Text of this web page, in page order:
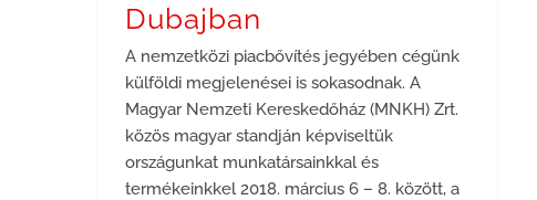
Dubajban
A nemzetközi piacbővítés jegyében cégünk
külföldi megjelenései is sokasodnak. A
Magyar Nemzeti Kereskedőház (MNKH) Zrt.
közös magyar standján képviseltük
országunkat munkatársainkkal és
termékeinkkel 2018. március 6 – 8. között, a